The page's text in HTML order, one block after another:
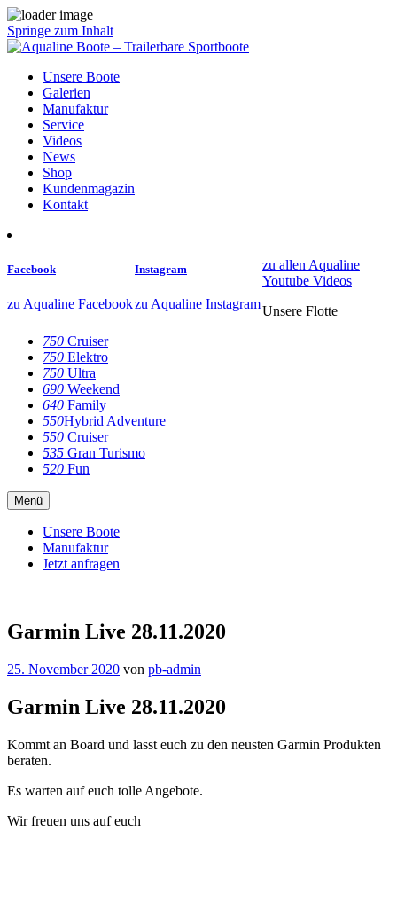
Springe zum Inhalt
Unsere Boote
Galerien
Manufaktur
Service
Videos
News
Shop
Kundenmagazin
Kontakt
Facebook
zu Aqualine Facebook
Instagram
zu Aqualine Instagram
zu allen Aqualine
Youtube Videos
Unsere Flotte
750 Cruiser
750 Elektro
750 Ultra
690 Weekend
640 Family
550Hybrid Adventure
550 Cruiser
535 Gran Turismo
520 Fun
Menü
Unsere Boote
Manufaktur
Jetzt anfragen
Garmin Live 28.11.2020
25. November 2020 von pb-admin
Garmin Live 28.11.2020
Kommt an Board und lasst euch zu den neusten Garmin Produkten
beraten.
Es warten auf euch tolle Angebote.
Wir freuen uns auf euch